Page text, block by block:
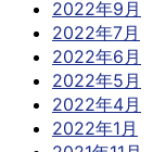
2022年9月
2022年7月
2022年6月
2022年5月
2022年4月
2022年1月